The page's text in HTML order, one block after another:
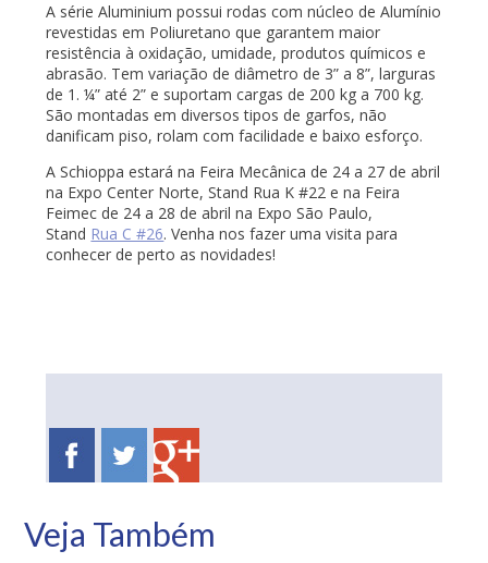
A série Aluminium possui rodas com núcleo de Alumínio
revestidas em Poliuretano que garantem maior
resistência à oxidação, umidade, produtos químicos e
abrasão. Tem variação de diâmetro de 3” a 8”, larguras
de 1. ¼” até 2” e suportam cargas de 200 kg a 700 kg.
São montadas em diversos tipos de garfos, não
danificam piso, rolam com facilidade e baixo esforço.
A Schioppa estará na Feira Mecânica de 24 a 27 de abril
na Expo Center Norte, Stand Rua K #22 e na Feira
Feimec de 24 a 28 de abril na Expo São Paulo,
Stand Rua C #26. Venha nos fazer uma visita para
conhecer de perto as novidades!
Veja Também